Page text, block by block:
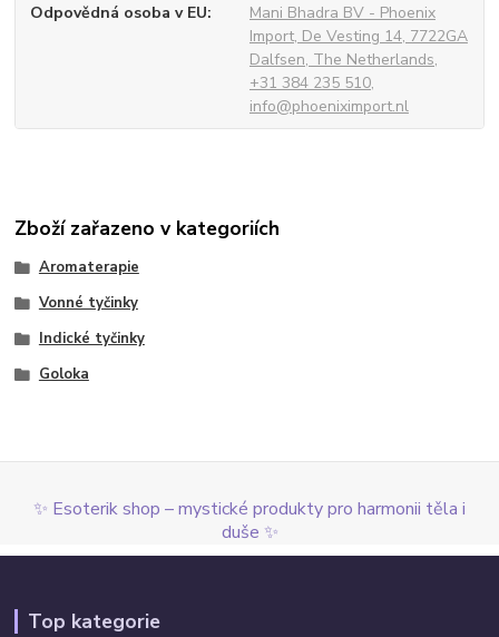
Odpovědná osoba v EU
Mani Bhadra BV - Phoenix
Import, De Vesting 14, 7722GA
Dalfsen, The Netherlands,
+31 384 235 510,
info@phoeniximport.nl
Zboží zařazeno v kategoriích
Aromaterapie
Vonné tyčinky
Indické tyčinky
Goloka
✨ Esoterik shop – mystické produkty pro harmonii těla i
duše ✨
Top kategorie